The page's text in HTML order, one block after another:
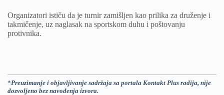
Organizatori ističu da je turnir zamišljen kao prilika za druženje i
takmičenje, uz naglasak na sportskom duhu i poštovanju
protivnika.
*Preuzimanje i objavljivanje sadržaja sa portala Kontakt Plus radija, nije
dozvoljeno bez navođenja izvora.